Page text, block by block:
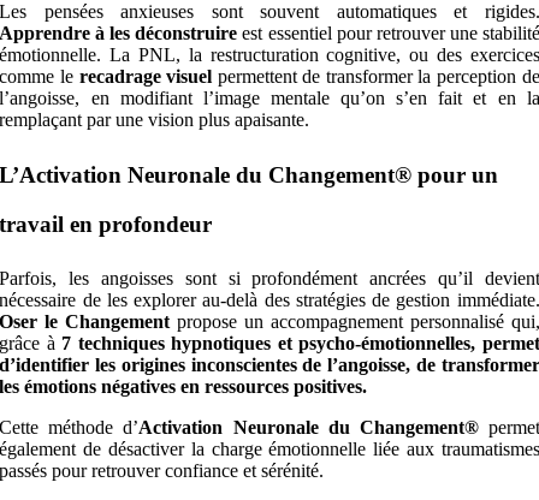
Les pensées anxieuses sont souvent automatiques et rigides.
Apprendre à les déconstruire est essentiel pour retrouver une stabilité
émotionnelle. La PNL, la restructuration cognitive, ou des exercices
comme le recadrage visuel permettent de transformer la perception de
l’angoisse, en modifiant l’image mentale qu’on s’en fait et en la
remplaçant par une vision plus apaisante.
L’Activation Neuronale du Changement® pour un
travail en profondeur
Parfois, les angoisses sont si profondément ancrées qu’il devient
nécessaire de les explorer au-delà des stratégies de gestion immédiate.
Oser le Changement propose un accompagnement personnalisé qui,
grâce à 7 techniques hypnotiques et psycho-émotionnelles, permet
d’identifier les origines inconscientes de l’angoisse, de transformer
les émotions négatives en ressources positives.
Cette méthode d’Activation Neuronale du Changement®permet
également de désactiver la charge émotionnelle liée aux traumatismes
passés pour retrouver confiance et sérénité.